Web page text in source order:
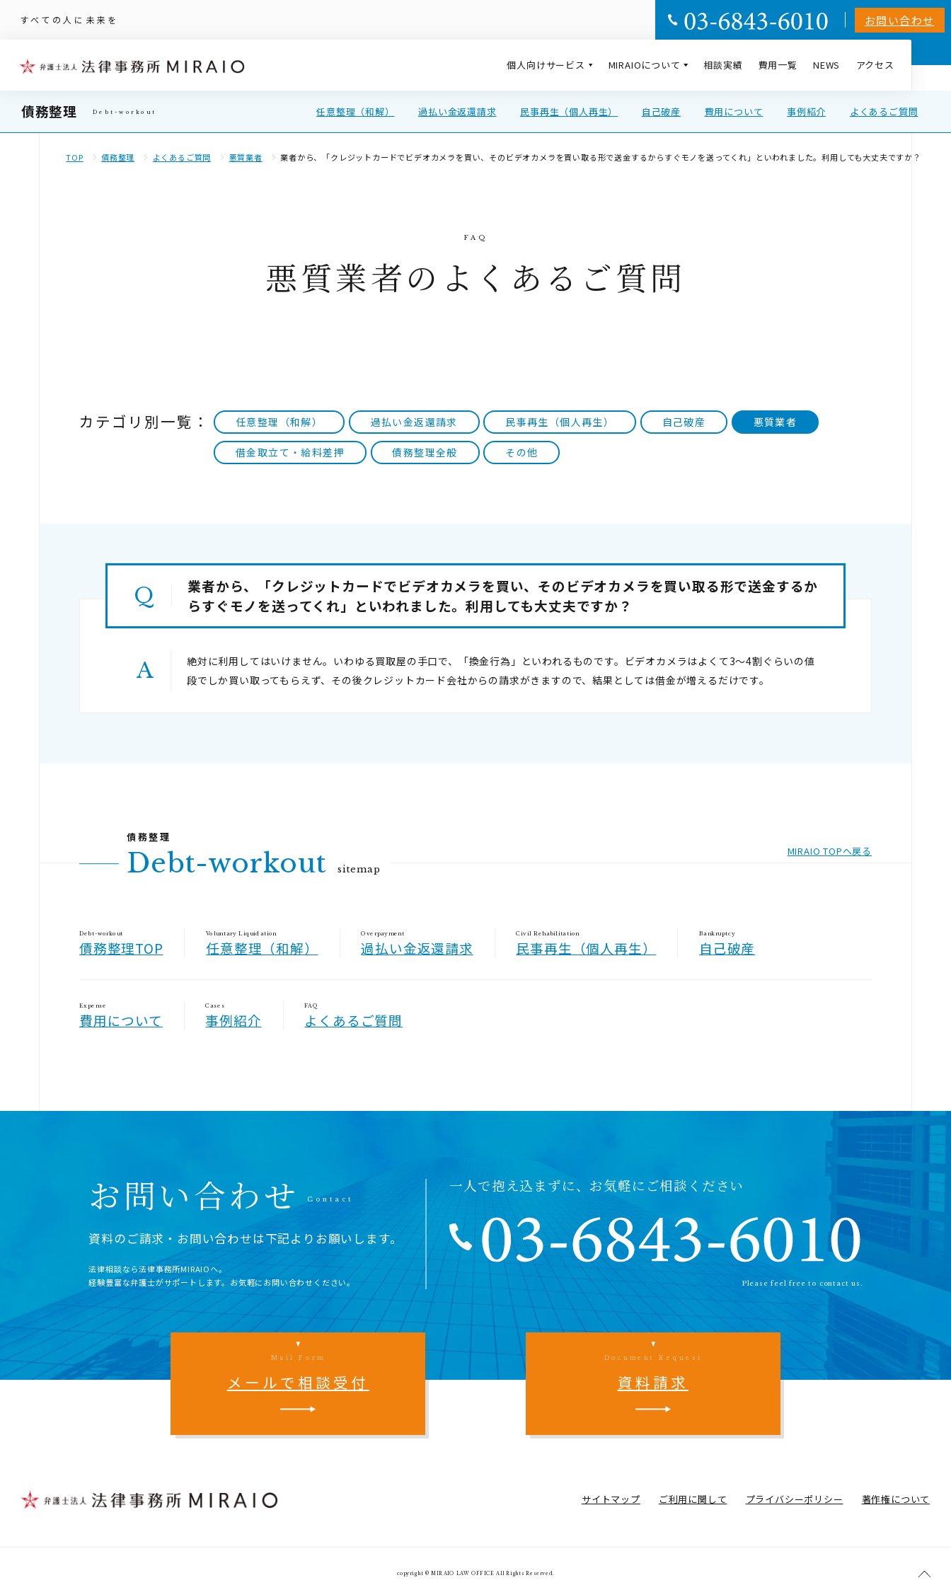
すべての人に未来を お問い合わせ
個人向けサービス MIRAIOについて 相談実績 費用一覧 NEWS アクセス
債務整理 任意整理（和解） 過払い金返還請求 民事再生（個人再生） 自己破産 費用について 事例紹介 よくあるご質問
TOP 債務整理 よくあるご質問 悪質業者 業者から、「クレジットカードでビデオカメラを買い、そのビデオカメラを買い取る形で送金するからすぐモノを送ってくれ」といわれました。利用しても大丈夫ですか？
悪質業者のよくあるご質問
カテゴリ別一覧： 任意整理（和解） 過払い金返還請求 民事再生（個人再生） 自己破産 悪質業者
借金取立て・給料差押 債務整理全般 その他
業者から、「クレジットカードでビデオカメラを買い、そのビデオカメラを買い取る形で送金するか
らすぐモノを送ってくれ」といわれました。利用しても大丈夫ですか？
絶対に利用してはいけません。いわゆる買取屋の手口で、「換金行為」といわれるものです。ビデオカメラはよくて3～4割ぐらいの値
段でしか買い取ってもらえず、その後クレジットカード会社からの請求がきますので、結果としては借金が増えるだけです。
Debt-workout sitemap
Debt-workout
債務整理TOP
Voluntary Liquidation
任意整理（和解）
Overpayment
過払い金返還請求
Civil Rehabilitation
民事再生（個人再生）
Bankruptcy
自己破産
Expense
費用について
Cases
事例紹介
FAQ
よくあるご質問
MIRAIO TOPへ戻る
お問い合わせ
資料のご請求・お問い合わせは下記よりお願いします。
法律相談なら法律事務所MIRAIOヘ。
経験豊富な弁護士がサポートします。お気軽にお問い合わせください。
一人で抱え込まずに、お気軽にご相談ください
Please feel free to contact us.
Mail Form
メールで相談受付
Document Request
資料請求
サイトマップ ご利用に関して プライバシーポリシー 著作権について
copyright © MIRAIO LAW OFFICE All Rights Reserved.